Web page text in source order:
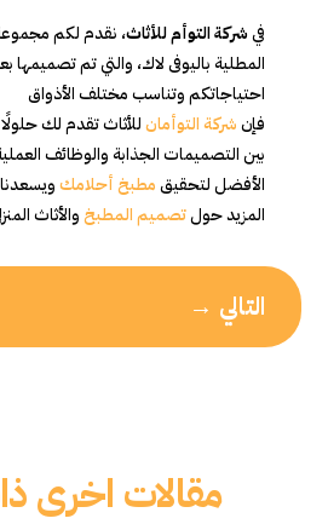
فيشركة التوأم للأثاث، نقدم لكم
المطلية باليوفى لاك، والتي تم تصميمها
احتياجاتكم وتناسب مختلف الأذواق
فإنشركة التوأمانللأثاث تقدم لك
بين التصميمات الجذابة والوظائف
الأفضل لتحقيقمطبخ أحلامك
المزيد حولتصميم المطبخوالأثاث
التالي →
مقالات اخرى